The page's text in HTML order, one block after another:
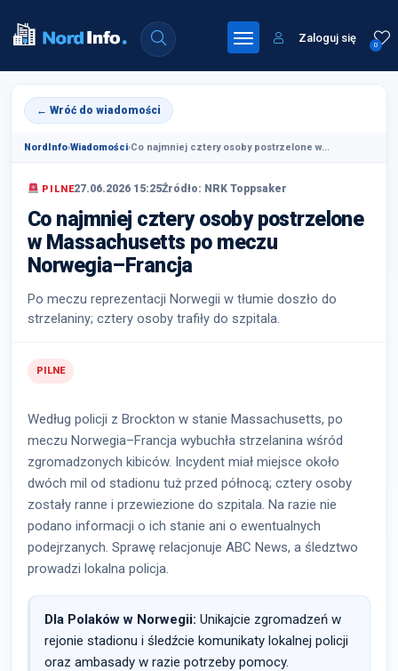
0
Zaloguj się
← Wróć do wiadomości
NordInfo›Wiadomości›Co najmniej cztery osoby postrzelone w...
PILNE27.06.2026 15:25Źródło: NRK Toppsaker
Co najmniej cztery osoby postrzelone
w Massachusetts po meczu
Norwegia–Francja
Po meczu reprezentacji Norwegii w tłumie doszło do
strzelaniny; cztery osoby trafiły do szpitala.
PILNE
Według policji z Brockton w stanie Massachusetts, po
meczu Norwegia–Francja wybuchła strzelanina wśród
zgromadzonych kibiców. Incydent miał miejsce około
dwóch mil od stadionu tuż przed północą; cztery osoby
zostały ranne i przewiezione do szpitala. Na razie nie
podano informacji o ich stanie ani o ewentualnych
podejrzanych. Sprawę relacjonuje ABC News, a śledztwo
prowadzi lokalna policja.
Dla Polaków w Norwegii: Unikajcie zgromadzeń w
rejonie stadionu i śledźcie komunikaty lokalnej policji
oraz ambasady w razie potrzeby pomocy.